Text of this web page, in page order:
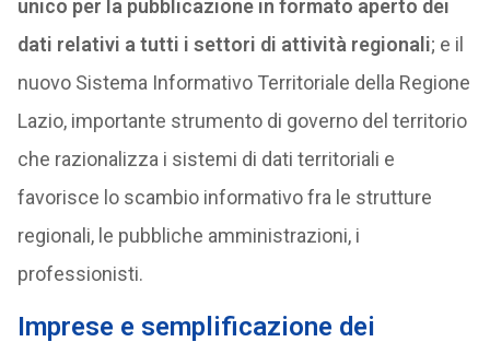
unico per la pubblicazione in formato aperto dei
dati relativi a tutti i settori di attività regionali; e il
nuovo Sistema Informativo Territoriale della Regione
Lazio, importante strumento di governo del territorio
che razionalizza i sistemi di dati territoriali e
favorisce lo scambio informativo fra le strutture
regionali, le pubbliche amministrazioni, i
professionisti.
Imprese e semplificazione dei